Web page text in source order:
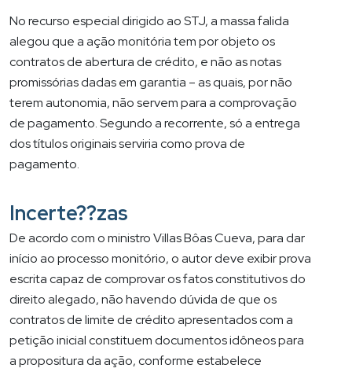
No recurso especial dirigido ao STJ, a massa falida
alegou que a ação monitória tem por objeto os
contratos de abertura de crédito, e não as notas
promissórias dadas em garantia – as quais, por não
terem autonomia, não servem para a comprovação
de pagamento. Segundo a recorrente, só a entrega
dos títulos originais serviria como prova de
pagamento.
Incerte??zas
De acordo com o ministro Villas Bôas Cueva, para dar
início ao processo monitório, o autor deve exibir prova
escrita capaz de comprovar os fatos constitutivos do
direito alegado, não havendo dúvida de que os
contratos de limite de crédito apresentados com a
petição inicial constituem documentos idôneos para
a propositura da ação, conforme estabelece